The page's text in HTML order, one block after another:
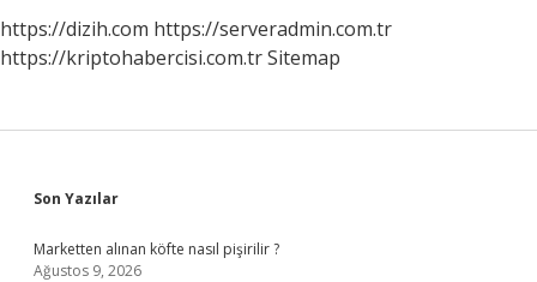
https://dizih.com https://serveradmin.com.tr
https://kriptohabercisi.com.trSitemap
Sidebar
Son Yazılar
Marketten alınan köfte nasıl pişirilir ?
Ağustos 9, 2026